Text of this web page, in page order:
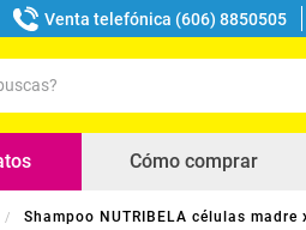
Venta telefónica (606) 8850505
Cómo comprar
Shampoo NUTRIBELA células madre
buscados